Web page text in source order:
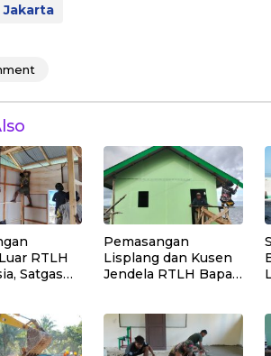
Jakarta
RTLH
Satgas
Warga
Pemasangan
Lisplang dan Kusen
Jendela RTLH Bapak
TMMD Ke-129